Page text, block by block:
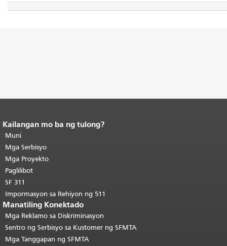
Katapusan ng nilalaman ng
pahina.
pahinang ito ay nauulit sa bawat
pahina.Bumalik sa itaas ng
pangunahing nilalaman
Kailangan mo ba ng tulong?
Muni
Mga Serbisyo
Mga Proyekto
Paglilibot
SF 311
Impormasyon sa Rehiyon ng 511
Manatiling Konektado
Mga Reklamo sa Diskriminasyon
Sentro ng Serbisyo sa Kustomer ng SFMTA
Mga Tanggapan ng SFMTA